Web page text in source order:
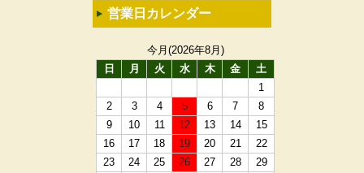
営業日カレンダー
今月(2026年8月)
日
月 火 水 木 金
土
1
2
3 4 5 6 7
8
9
10 11 12 13 14
15
16
17 18 19 20 21
22
23
24 25 26 27 28
29